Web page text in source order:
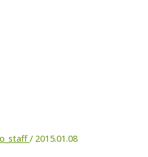
/ 2015.01.08